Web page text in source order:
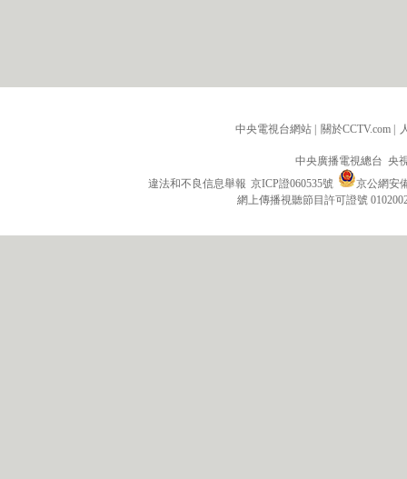
中央電視台網站 | 關於CCTV.com |
中央廣播電視總台 央
違法和不良信息舉報 京ICP證060535號
京公網安
網上傳播視聽節目許可證號